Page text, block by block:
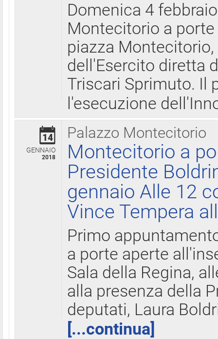
Domenica 4
Montecitorio a
piazza
dell'Esercito diretta
Triscari Sprimuto. Il
l'esecuzione
Palazzo Montecitorio
14
GENNAIO
2018
Montecitorio a
Presidente
gennaio Alle 12
Vince Tempera
Primo
a porte aperte
Sala della Regina,
alla presenza della
deputati, Laura
[...continua]